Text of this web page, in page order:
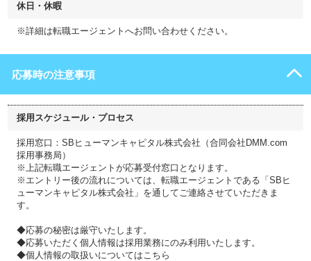
休日・休暇
※詳細は転職エージェントへお問い合わせください。
応募時の注意事項
採用スケジュール・プロセス
採用窓口：SBヒューマンキャピタル株式会社（合同会社DMM.com
採用事務局）
※上記転職エージェントが応募受付窓口となります。
※エントリー後の流れについては、転職エージェントである「SBヒ
ューマンキャピタル株式会社」を通してご連絡させていただきま
す。
◆応募の秘密は厳守いたします。
◆応募いただく個人情報は採用業務にのみ利用いたします。
◆個人情報の取扱いについてはこちら